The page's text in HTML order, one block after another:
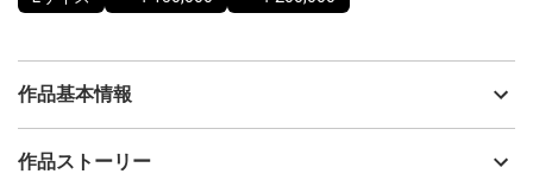
作品基本情報
出品者
作品ストーリー